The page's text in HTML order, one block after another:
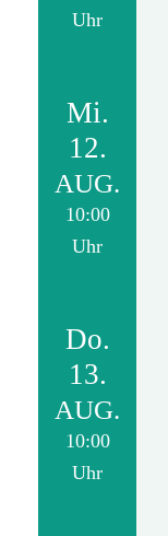
Uhr
Mi.
12.
AUG.
10:00
Uhr
Do.
13.
AUG.
10:00
Uhr